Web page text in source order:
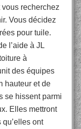
recherchez
Vous décidez
pour tuile.
l’aide à JL
à
des équipes
hauteur et de
se hissent parmi
Elles mettront
ont